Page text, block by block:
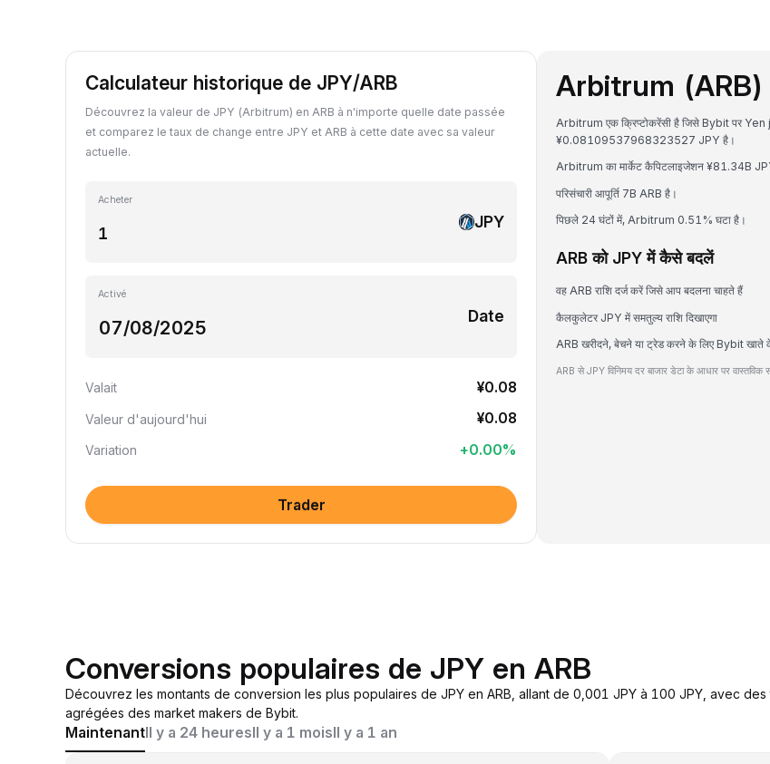
Calculateur historique de JPY/ARB
Découvrez la valeur de JPY (Arbitrum) en ARB à n'importe quelle date passée
et comparez le taux de change entre JPY et ARB à cette date avec sa valeur
actuelle.
Acheter
JPY
Activé
Date
Valait ¥0.08
Valeur d'aujourd'hui ¥0.08
Variation +0.00%
Trader
Arbitrum (ARB)
Arbitrum एक क्रिप्टोकरेंसी है जिसे Bybit पर Yen
¥0.08109537968323527 JPY है।
Arbitrum का मार्केट कैपिटलाइजेशन ¥81.34B
परिसंचारी आपूर्ति 7B ARB है।
पिछले 24 घंटों में, Arbitrum 0.51% घटा है।
ARB को JPY में कैसे बदलें
वह ARB राशि दर्ज करें जिसे आप बदलना चाहते हैं
कैलकुलेटर JPY में समतुल्य राशि दिखाएगा
ARB खरीदने, बेचने या ट्रेड करने के लिए Bybit खाते
ARB से JPY विनिमय दर बाजार डेटा के आधार पर वास्तविक
Conversions populaires de JPY en ARB
Découvrez les montants de conversion les plus populaires de JPY en ARB, allant de 0,001 JPY à 100 JPY, avec
agrégées des market makers de Bybit.
MaintenantIl y a 24 heuresIl y a 1 moisIl y a 1 an